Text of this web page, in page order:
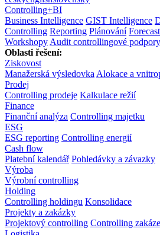
Controlling+BI
Business Intelligence GIST Intelligence
Controlling Reporting Plánování
Workshopy Audit controllingové podpory
Oblasti řešení:
Ziskovost
Manažerská výsledovka Alokace a
Prodej
Controlling prodeje Kalkulace režií
Finance
Finanční analýza Controlling majetku
ESG
ESG reporting Controlling energií
Cash flow
Platební kalendář Pohledávky a závazky
Výroba
Výrobní controlling
Holding
Controlling holdingu Konsolidace
Projekty a zakázky
Projektový controlling Controlling